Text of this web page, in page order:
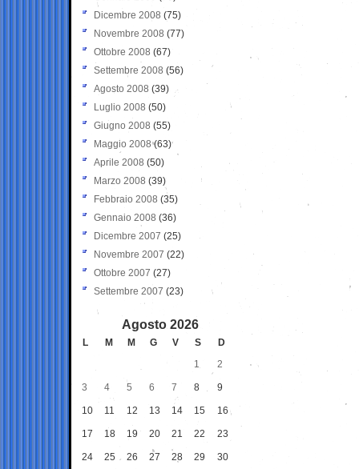
Dicembre 2008 (75)
Novembre 2008 (77)
Ottobre 2008 (67)
Settembre 2008 (56)
Agosto 2008 (39)
Luglio 2008 (50)
Giugno 2008 (55)
Maggio 2008(63)
Aprile 2008 (50)
Marzo 2008 (39)
Febbraio 2008 (35)
Gennaio 2008 (36)
Dicembre 2007 (25)
Novembre 2007 (22)
Ottobre 2007 (27)
Settembre 2007 (23)
Agosto 2026
L M M G V S
D
1
2
3 4 5 6 7 8 9
10 11 12 13 14 15 16
17 18 19 20 21 22 23
24 25 26 27 28 29 30